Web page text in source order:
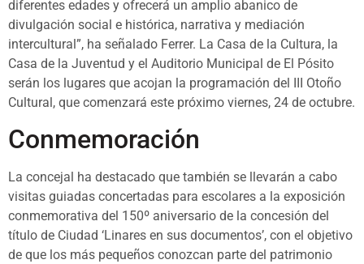
diferentes edades y ofrecerá un amplio abanico de
divulgación social e histórica, narrativa y mediación
intercultural”, ha señalado Ferrer. La Casa de la Cultura, la
Casa de la Juventud y el Auditorio Municipal de El Pósito
serán los lugares que acojan la programación del III Otoño
Cultural, que comenzará este próximo viernes, 24 de octubre.
Conmemoración
La concejal ha destacado que también se llevarán a cabo
visitas guiadas concertadas para escolares a la exposición
conmemorativa del 150º aniversario de la concesión del
título de Ciudad ‘Linares en sus documentos’, con el objetivo
de que los más pequeños conozcan parte del patrimonio